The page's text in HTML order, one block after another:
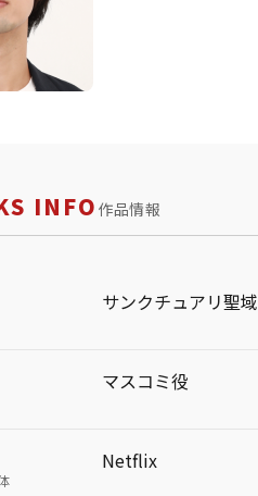
INFO作品情報
サンクチュアリ聖域
マスコミ役
Netflix